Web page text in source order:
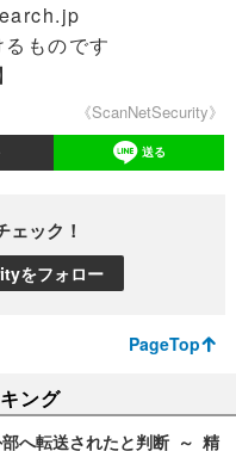
ものです
《ScanNetSecurity》
送る
ェック！
をフォロー
PageTop
ング
へ転送されたと判断 ～ 精